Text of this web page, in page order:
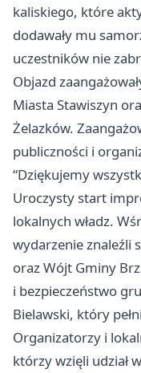
kaliskiego, które
dodawały mu
uczestników nie
Objazd
Miasta Stawiszyn
Żelazków.
publiczności i
“Dziękujemy
Uroczysty start
lokalnych władz.
wydarzenie znaleźli
oraz Wójt Gminy
i bezpieczeństwo
Bielawski, który
Organizatorzy i
którzy wzięli udział